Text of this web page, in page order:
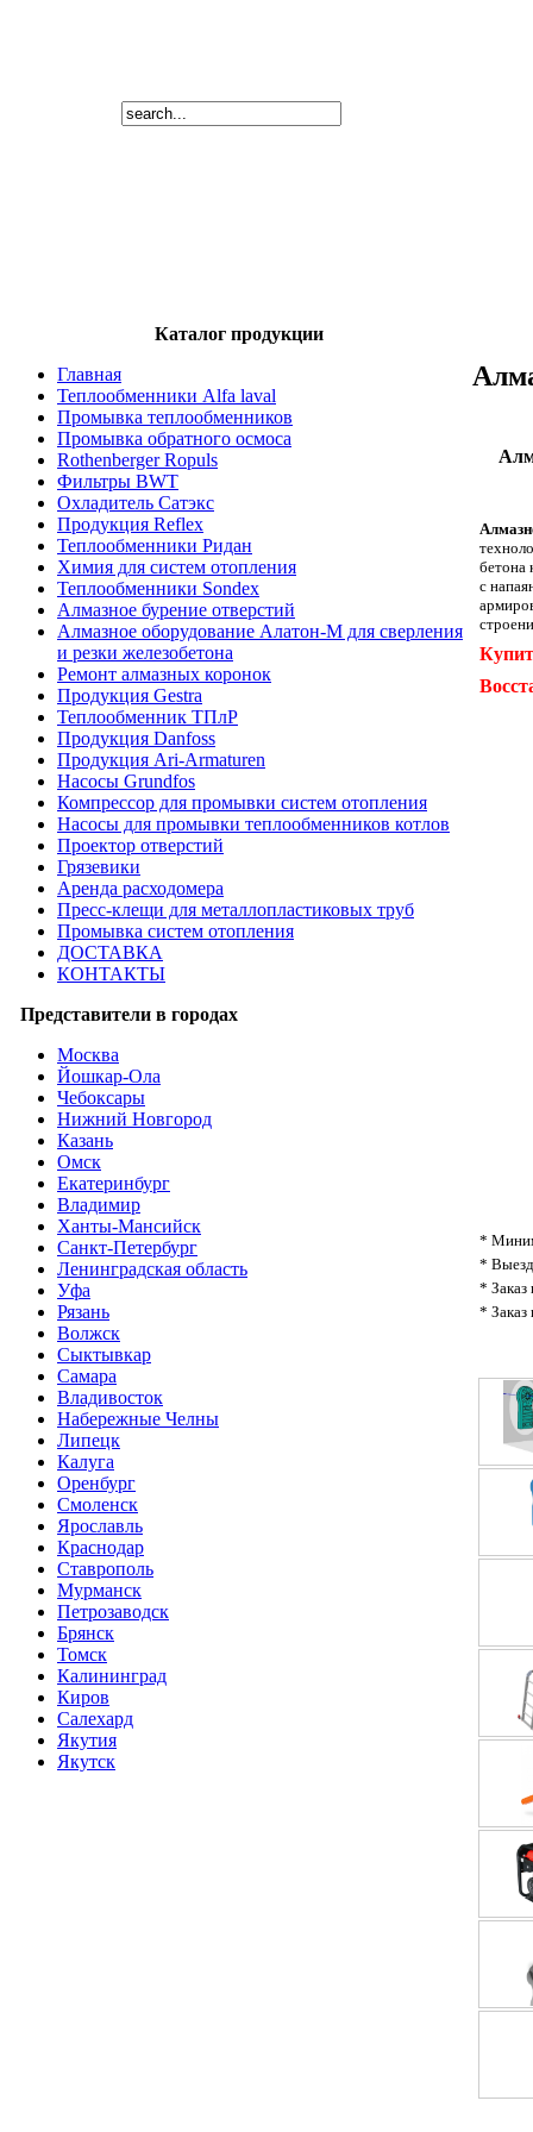
Каталог продукции
Главная
Теплообменники Alfa laval
Промывка теплообменников
Промывка обратного осмоса
Rothenberger Ropuls
Фильтры BWT
Охладитель Сатэкс
Продукция Reflex
Теплообменники Ридан
Химия для систем отопления
Теплообменники Sondex
Алмазное бурение отверстий
Алмазное оборудование Алатон-М для сверления
и резки железобетона
Ремонт алмазных коронок
Продукция Gestra
Теплообменник ТПлР
Продукция Danfoss
Продукция Ari-Armaturen
Насосы Grundfos
Компрессор для промывки систем отопления
Насосы для промывки теплообменников котлов
Проектор отверстий
Грязевики
Аренда расходомера
Пресс-клещи для металлопластиковых труб
Промывка систем отопления
ДОСТАВКА
КОНТАКТЫ
Представители в городах
Москва
Йошкар-Ола
Чебоксары
Нижний Новгород
Казань
Омск
Екатеринбург
Владимир
Ханты-Мансийск
Санкт-Петербург
Ленинградская область
Уфа
Рязань
Волжск
Сыктывкар
Самара
Владивосток
Набережные Челны
Липецк
Калуга
Оренбург
Смоленск
Ярославль
Краснодар
Ставрополь
Мурманск
Петрозаводск
Брянск
Томск
Калининград
Киров
Салехард
Якутия
Якутск
бетона
с
*
* Выезд
* Заказ
* Заказ